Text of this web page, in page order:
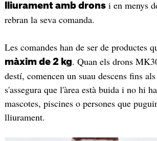
lliurament amb dronsi en menys
rebran la seva comanda.
Les comandes han de ser de productes
màxim de 2 kg. Quan els drons
destí, comencen un suau descens fins
s'assegura que l'àrea està buida i no hi
mascotes, piscines o persones que
lliurament.